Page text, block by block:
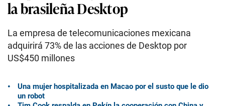
la brasileña Desktop
La empresa de telecomunicaciones mexicana
adquirirá 73% de las acciones de Desktop por
US$450 millones
Una mujer hospitalizada en Macao por el susto que le dio
un robot